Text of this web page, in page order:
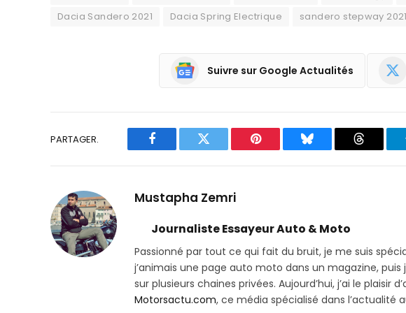
Dacia Sandero 2021
Dacia Spring Electrique sandero stepway 2021
Suivre sur Google Actualités
PARTAGER.
Facebook Twitter Pinterest Bluesky Threads
Mustapha Zemri
Journaliste Essayeur Auto & Moto
Passionné par tout ce qui fait du bruit, je me suis
j’animais une page auto moto dans un magazine,
sur plusieurs chaines privées. Aujourd’hui, j’ai le plaisir
Motorsactu.com, ce média spécialisé dans